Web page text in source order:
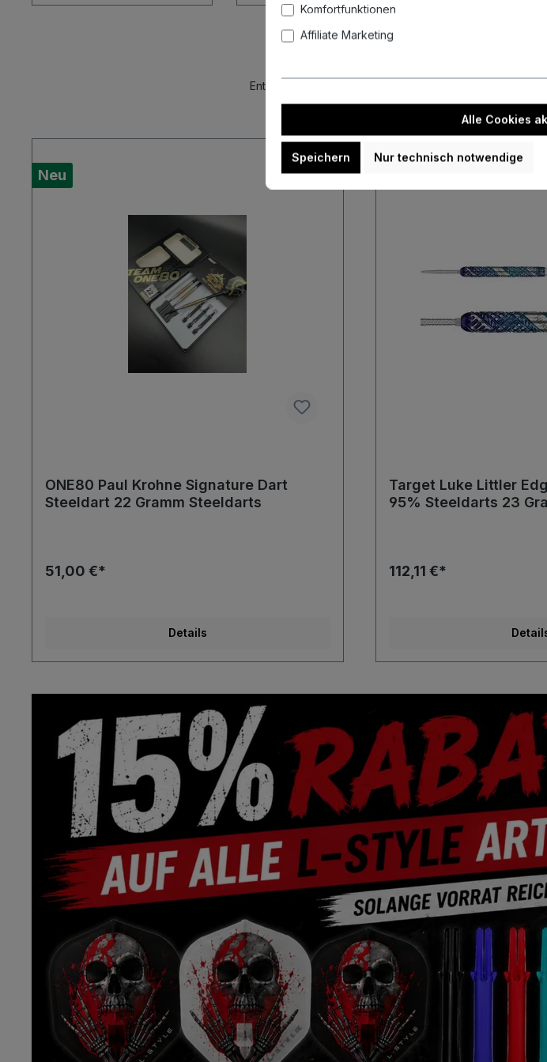
Unsere
Entdecke unsere aktuellen Auktionen und sichere dir mit
Neu
ONE80 Paul Krohne Signature Dart
Steeldart 22 Gramm Steeldarts
51,00 €*
Details
Target Luke Littler
95% Steeldarts 23
112,11 €*
Komfortfunktionen
Affiliate Marketing
Alle Cookies
Speichern Nur technisch notwendige